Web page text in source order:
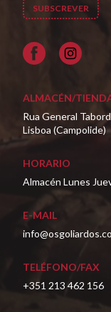
Facebook
ALMACÉN/
Rua General
Lisboa (Campolide)
HORARIO
Almacén Lunes
E-MAIL
TELÉFONO/FAX
+351 213 462 156